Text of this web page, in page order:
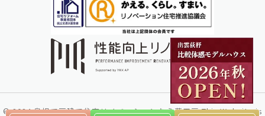
©2024 島根で戸建て住宅リノベーションなら夢工房 This Website is